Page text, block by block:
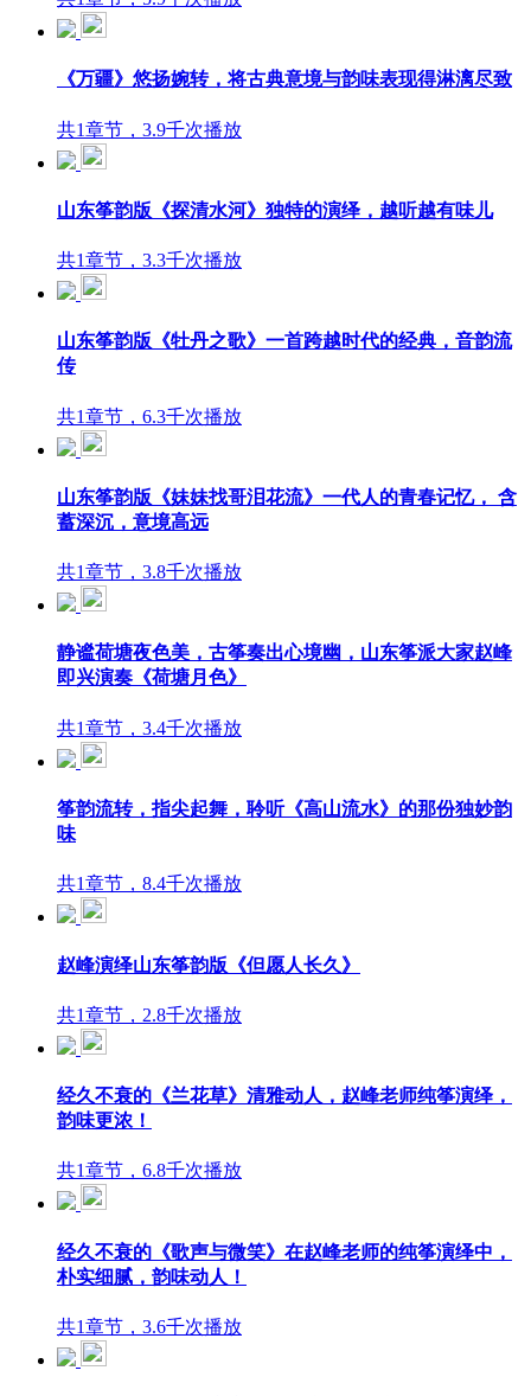
《万疆》悠扬婉转，将古典意境与韵味表现得淋漓尽致
共1章节，3.9千次播放
山东筝韵版《探清水河》独特的演绎，越听越有味儿
共1章节，3.3千次播放
山东筝韵版《牡丹之歌》一首跨越时代的经典，音韵流
传
共1章节，6.3千次播放
山东筝韵版《妹妹找哥泪花流》一代人的青春记忆， 含
蓄深沉，意境高远
共1章节，3.8千次播放
静谧荷塘夜色美，古筝奏出心境幽，山东筝派大家赵峰
即兴演奏《荷塘月色》
共1章节，3.4千次播放
筝韵流转，指尖起舞，聆听《高山流水》的那份独妙韵
味
共1章节，8.4千次播放
赵峰演绎山东筝韵版《但愿人长久》
共1章节，2.8千次播放
经久不衰的《兰花草》清雅动人，赵峰老师纯筝演绎，
韵味更浓！
共1章节，6.8千次播放
经久不衰的《歌声与微笑》在赵峰老师的纯筝演绎中，
朴实细腻，韵味动人！
共1章节，3.6千次播放